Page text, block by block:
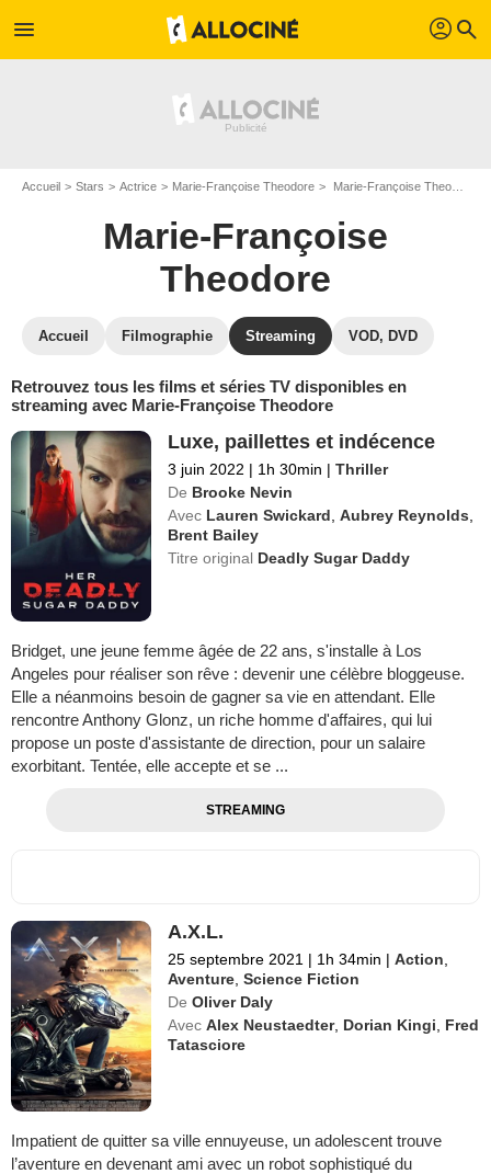
menu profil search
Accueil Stars Actrice Marie-Françoise Theodore Marie-Françoise Theodore : Films et séries online
Marie-Françoise
Theodore
Accueil Filmographie Streaming VOD, DVD
Retrouvez tous les films et séries TV disponibles en
streaming avec Marie-Françoise Theodore
Luxe, paillettes et indécence
3 juin 2022 | 1h 30min | Thriller
De Brooke Nevin
Avec Lauren Swickard ,Aubrey Reynolds
Brent Bailey
Titre original Deadly Sugar Daddy
Bridget, une jeune femme âgée de 22 ans, s'installe à Los
Angeles pour réaliser son rêve : devenir une célèbre bloggeuse.
Elle a néanmoins besoin de gagner sa vie en attendant. Elle
rencontre Anthony Glonz, un riche homme d'affaires, qui lui
propose un poste d'assistante de direction, pour un salaire
exorbitant. Tentée, elle accepte et se ...
STREAMING
A.X.L.
25 septembre 2021 | 1h 34min | Action
Aventure ,Science Fiction
De Oliver Daly
Avec Alex Neustaedter, Dorian Kingi
Fred
Tatasciore
Impatient de quitter sa ville ennuyeuse, un adolescent trouve
l’aventure en devenant ami avec un robot sophistiqué du